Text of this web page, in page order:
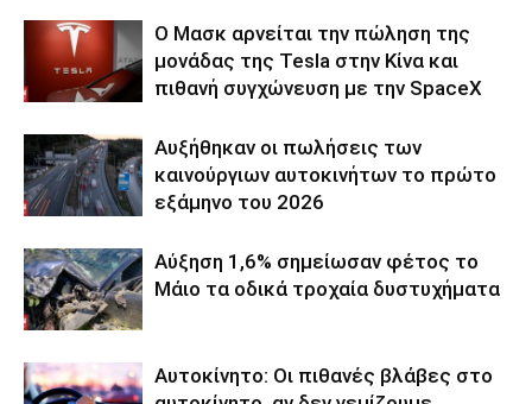
Ο Μασκ αρνείται την πώληση της
μονάδας της Tesla στην Κίνα και
πιθανή συγχώνευση με την SpaceX
Αυξήθηκαν οι πωλήσεις των
καινούργιων αυτοκινήτων το πρώτο
εξάμηνο του 2026
Αύξηση 1,6% σημείωσαν φέτος το
Μάιο τα οδικά τροχαία δυστυχήματα
Αυτοκίνητο: Οι πιθανές βλάβες στο